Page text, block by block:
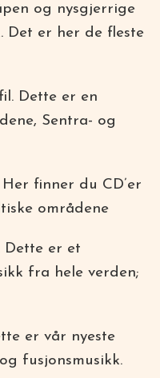
og nysgjerrige
Det er her de fleste
Dette er en
Sentra- og
finner du CD’er
områdene
Dette er et
fra hele verden;
er vår nyeste
fusjonsmusikk.